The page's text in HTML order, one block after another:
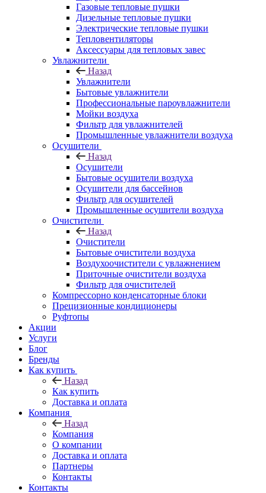
Газовые тепловые пушки
Дизельные тепловые пушки
Электрические тепловые пушки
Тепловентиляторы
Аксессуары для тепловых завес
Увлажнители
Назад
Увлажнители
Бытовые увлажнители
Профессиональные пароувлажнители
Мойки воздуха
Фильтр для увлажнителей
Промышленные увлажнители воздуха
Осушители
Назад
Осушители
Бытовые осушители воздуха
Осушители для бассейнов
Фильтр для осушителей
Промышленные осушители воздуха
Очистители
Назад
Очистители
Бытовые очистители воздуха
Воздухоочистители с увлажнением
Приточные очистители воздуха
Фильтр для очистителей
Компрессорно конденсаторные блоки
Прецизионные кондиционеры
Руфтопы
Акции
Услуги
Блог
Бренды
Как купить
Назад
Как купить
Доставка и оплата
Компания
Назад
Компания
О компании
Доставка и оплата
Партнеры
Контакты
Контакты